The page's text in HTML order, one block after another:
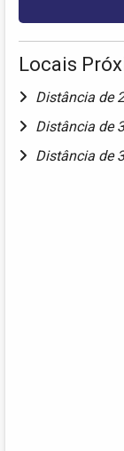
Locais
Distância de
Distância de
Distância de